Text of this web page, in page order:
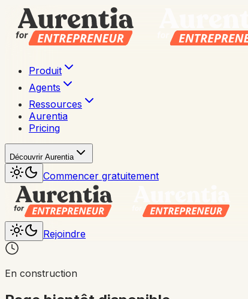
Produit
Agents
Ressources
Aurentia
Pricing
Découvrir Aurentia
Commencer gratuitement
Rejoindre
En construction